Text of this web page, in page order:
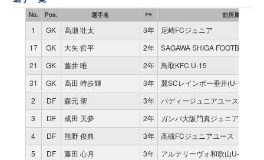
No. Pos. 選手名 学年 前所属チーム
1 GK 高瀬 壮太 3年
尼崎FCジュニア
17
GK 大矢 哲平 2年
SAGAWA SHIGA FOOTBALL
21
GK 藤井 唯 2年
鳥取KFC U-15
31
GK 高田 時歩輝 3年
翼SCレインボー垂井(U-15)
2
DF 森元 聖 3年
バディージュニアユース横浜
3
DF 成田 天夢 2年
ガンバ大阪門真ジュニアユース
4
DF 熊野 俊典 3年
高槻FCジュニアユース
5
DF 藤田 心月 3年
アルテリーヴォ和歌山U-15